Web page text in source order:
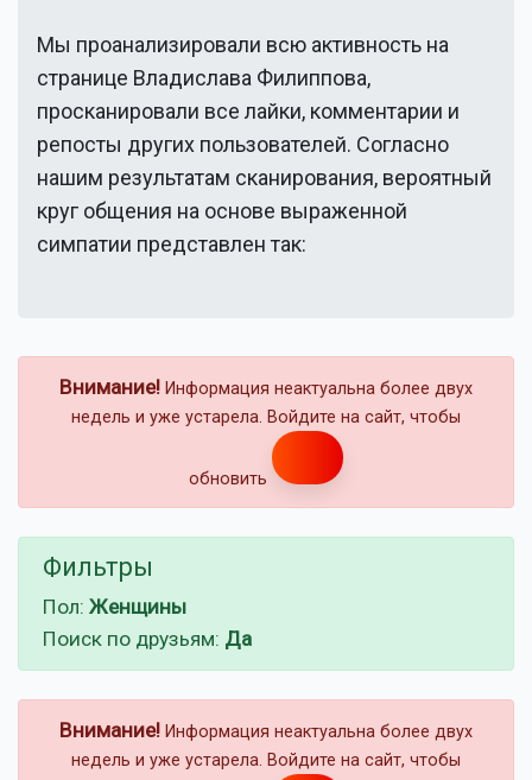
Мы проанализировали всю активность на
странице Владислава Филиппова,
просканировали все лайки, комментарии и
репосты других пользователей. Согласно
нашим результатам сканирования, вероятный
круг общения на основе выраженной
симпатии представлен так:
Внимание! Информация неактуальна более двух
недель и уже устарела. Войдите на сайт, чтобы
обновить
Фильтры
Пол: Женщины
Поиск по друзьям: Да
Внимание! Информация неактуальна более двух
недель и уже устарела. Войдите на сайт, чтобы